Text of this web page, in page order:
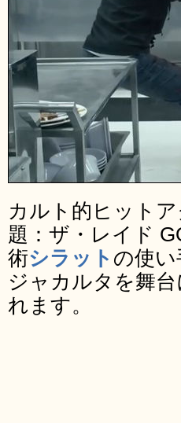
カルト的ヒット
題：ザ・レイド
術シラット の使
ジャカルタを舞
れます。